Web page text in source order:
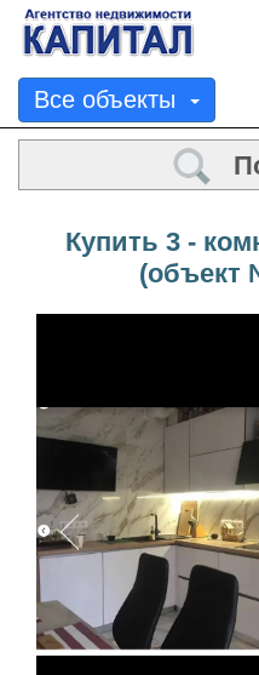
Все объекты
Купить 3 -
(объект